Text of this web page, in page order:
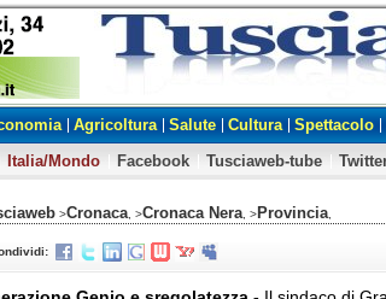
Agricoltura Salute Cultura Spettacolo
Italia/Mondo Facebook Tusciaweb-tube
>Cronaca , >Cronaca Nera , >Provincia